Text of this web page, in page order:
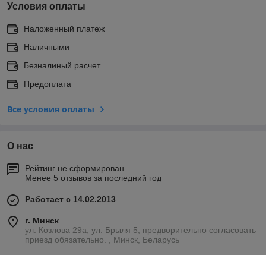
Условия оплаты
Наложенный платеж
Наличными
Безналиный расчет
Предоплата
Все условия оплаты
О нас
Рейтинг не сформирован
Менее 5 отзывов за последний год
Работает с 14.02.2013
г. Минск
ул. Козлова 29а, ул. Брыля 5, предворительно согласовать
приезд обязательно. , Минск, Беларусь